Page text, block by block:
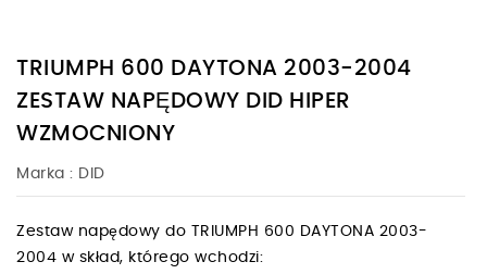
TRIUMPH 600 DAYTONA 2003-2004
ZESTAW NAPĘDOWY DID HIPER
WZMOCNIONY
Marka : DID
Zestaw napędowy do TRIUMPH 600 DAYTONA 2003-
2004 w skład, którego wchodzi: